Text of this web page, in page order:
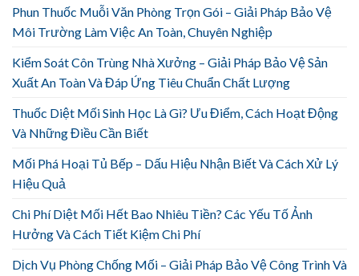
Phun Thuốc Muỗi Văn Phòng Trọn Gói – Giải Pháp Bảo Vệ
Môi Trường Làm Việc An Toàn, Chuyên Nghiệp
Kiểm Soát Côn Trùng Nhà Xưởng – Giải Pháp Bảo Vệ Sản
Xuất An Toàn Và Đáp Ứng Tiêu Chuẩn Chất Lượng
Thuốc Diệt Mối Sinh Học Là Gì? Ưu Điểm, Cách Hoạt Động
Và Những Điều Cần Biết
Mối Phá Hoại Tủ Bếp – Dấu Hiệu Nhận Biết Và Cách Xử Lý
Hiệu Quả
Chi Phí Diệt Mối Hết Bao Nhiêu Tiền? Các Yếu Tố Ảnh
Hưởng Và Cách Tiết Kiệm Chi Phí
Dịch Vụ Phòng Chống Mối – Giải Pháp Bảo Vệ Công Trình Và